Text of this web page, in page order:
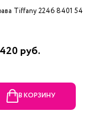
Tiffany 2246 8401 54
руб.
В КОРЗИНУ